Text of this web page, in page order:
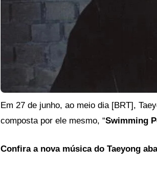
Em 27 de junho, ao meio dia [BRT],
composta por ele mesmo, “Swimming
Confira a nova música do Taeyong